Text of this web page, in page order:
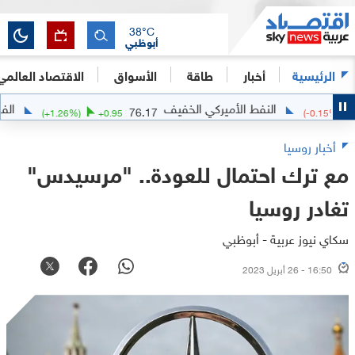
الرئيسية أخبار طاقة الأسواق الاقتصاد
أبوظبي
38°C
- النفط الأميركي الخفيف 76.17
+0.95
(+1.26%) الفضة
أخبار روسيا
مع ترك احتمال للعودة.. "مرسيدس"
تغادر روسيا
سكاي نيوز عربية - أبوظبي
16:50 - 26 أبريل 2023